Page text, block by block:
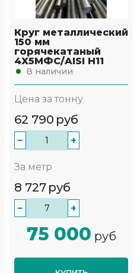
Круг металлический
150 мм
горячекатаный
4Х5МФС/AISI H11
В наличии
Цена за тонну
62 790 руб
− +
За метр
8 727 руб
− +
75 000 руб